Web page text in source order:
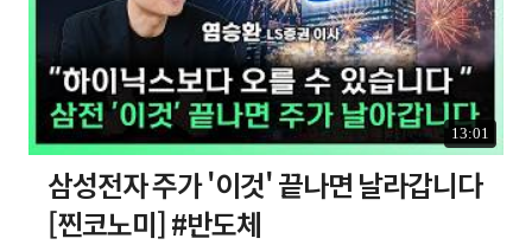
13:01
삼성전자 주가 '이것' 끝나면 날라갑니다
[찐코노미] #반도체